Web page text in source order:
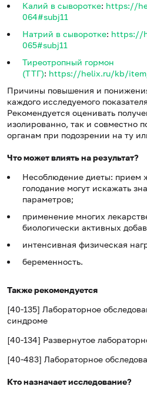
Калий в сыворотке: https://
064#subj11
Натрий в сыворотке: https://
065#subj11
Тиреотропный гормон
(ТТГ): https://helix.ru/kb/
Причины повышения и
каждого исследуемого
Рекомендуется оценивать
изолированно, так и совместно
органам при подозрении на ту
Что может влиять на результат?
Несоблюдение диеты: прием
голодание могут искажать
параметров;
применение многих
биологически активных
интенсивная физическая
беременность.
Также рекомендуется
[40-135] Лабораторное
синдроме
[40-134] Развернутое
[40-483] Лабораторное
Кто назначает исследование?